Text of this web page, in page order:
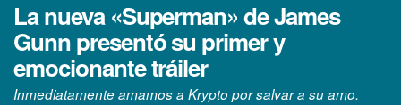
La nueva «Superman» de James
Gunn presentó su primer y
emocionante tráiler
Inmediatamente amamos a Krypto por salvar a su amo.